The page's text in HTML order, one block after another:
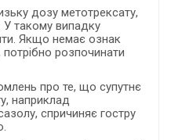
дозу метотрексату,
такому випадку
Якщо немає ознак
потрібно розпочинати
про те, що супутнє
наприклад
спричиняє гостру